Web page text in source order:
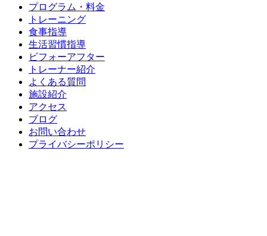
プログラム・料金
トレーニング
食事指導
生活習慣指導
ビフォーアフター
トレーナー紹介
よくある質問
施設紹介
アクセス
ブログ
お問い合わせ
プライバシーポリシー